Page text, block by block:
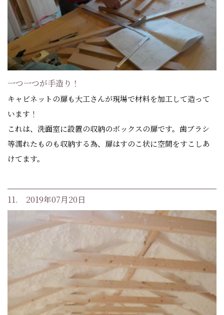
一つ一つが手造り！
キャビネットの扉も大工さんが現場で材料を加工して造って
います！
これは、洗面室に設置の収納のボックスの扉です。歯ブラシ
等濡れたものも収納する為、扉はすのこ状に空間をすこしあ
けてます。
11. 2019年07月20日